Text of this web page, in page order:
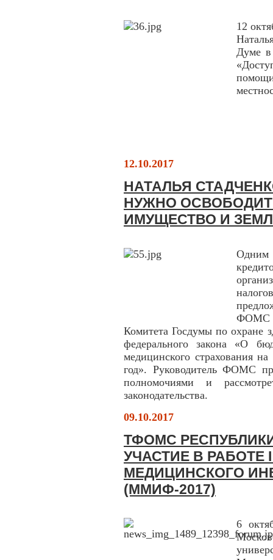
12
Думе в
12.10.2017
НАТАЛЬЯ
НУЖНО
ИМУЩЕСТВО И
Одним
ФОМС
Комитета Госдумы по охране
федерального закона «О
медицинского страхования
год». Руководитель ФОМС
полномочиями и
законодательства.
09.10.2017
ТФОМС
УЧАСТИЕ В
МЕДИЦИНСКОГО
(ММИФ-2017)
6